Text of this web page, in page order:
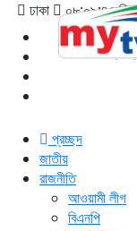
ঢাকা ০৮:০৯:৪৮
প্রচ্ছদ
জাতীয়
রাজনীতি
আওয়ামী লীগ
বিএনপি